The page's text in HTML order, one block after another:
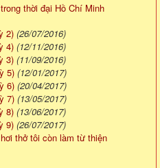
thời đại Hồ Chí Minh
2) (26/07/2016)
4) (12/11/2016)
3) (11/09/2016)
5) (12/01/2017)
6) (20/04/2017)
7) (13/05/2017)
8) (13/06/2017)
9) (26/07/2017)
thở tôi còn làm từ thiện